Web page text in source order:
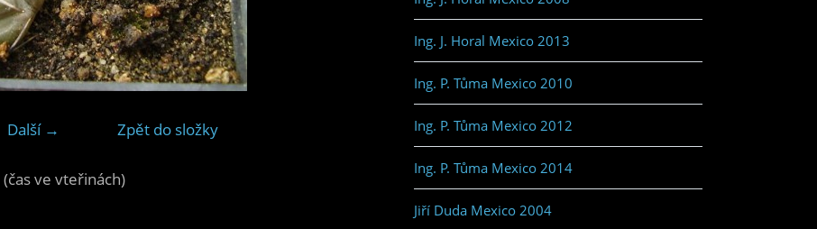
Další → Zpět do složky
(čas ve vteřinách)
Ing. J. Horal Mexico 2013
Ing. P. Tůma Mexico 2010
Ing. P. Tůma Mexico 2012
Ing. P. Tůma Mexico 2014
Jiří Duda Mexico 2004